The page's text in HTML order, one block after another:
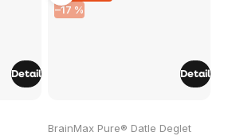
Detail
–17 %
BrainMax Pure® Datle Deglet
Detail